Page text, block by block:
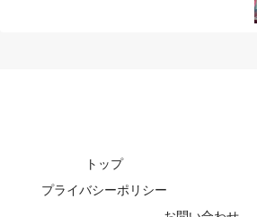
トップ
プライバシーポリシー